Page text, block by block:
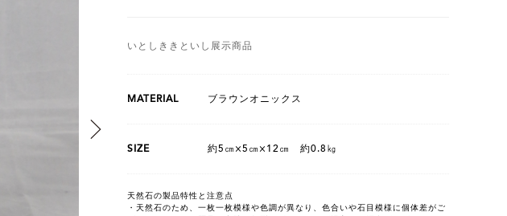
いとしききといし展示商品
MATERIAL ブラウンオニックス
SIZE 約5㎝×5㎝×12㎝ 約0.8㎏
天然石の製品特性と注意点
・天然石のため、一枚一枚模様や色調が異なり、色合いや石目模様に個体差がご